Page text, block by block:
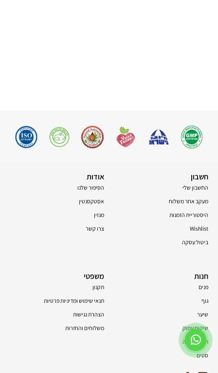
חשבון
החשבון שלי
מעקב אחר משלוח
היסטוריית הזמנות
Wishlist
ביטול עסקה
אודות
הסיפור שלנו
אסטקסנטין
מגזין
צרו קשר
חנות
פנים
גוף
שיער
שיקום עמוק
תוספי תזונה
סטים
משפטי
תקנון
תנאי שימוש ומדיניות פרטיות
הצהרת נגישות
משלוחים והחזרות